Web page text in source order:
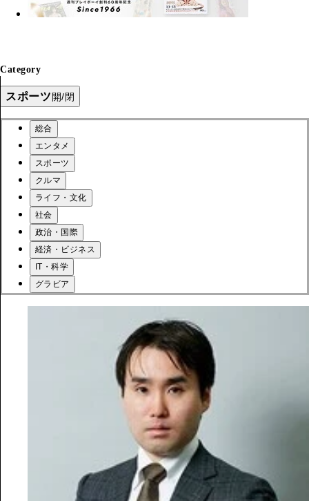
Category
スポーツ開/閉
総合
エンタメ
スポーツ
クルマ
ライフ・文化
社会
政治・国際
経済・ビジネス
IT・科学
グラビア